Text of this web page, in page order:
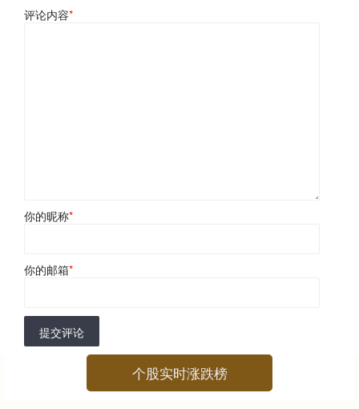
评论内容*
你的昵称*
你的邮箱*
提交评论
个股实时涨跌榜